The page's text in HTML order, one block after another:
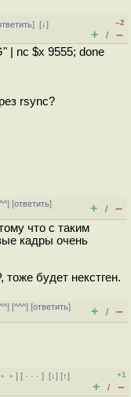
][↓]
–2
+ / –
| nc $x 9555; done
rsync?
] [ответить]
+ / –
что с таким
кадры очень
будет некстген.
^^] [^^^] [ответить]
+ / –
] [ · · ·][↓] [↑]
+1
+ / –